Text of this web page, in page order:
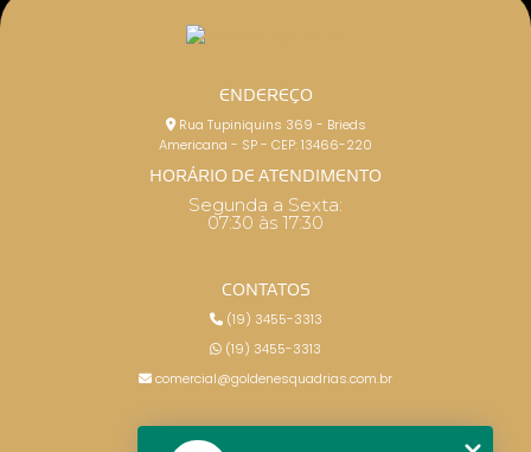
ENDEREÇO
Rua Tupiniquins 369 - Brieds
Americana - SP - CEP: 13466-220
HORÁRIO DE ATENDIMENTO
Segunda a Sexta:
07:30 às 17:30
CONTATOS
(19) 3455-3313
(19) 3455-3313
comercial@goldenesquadrias.com.br